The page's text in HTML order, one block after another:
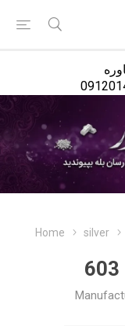
Home silver